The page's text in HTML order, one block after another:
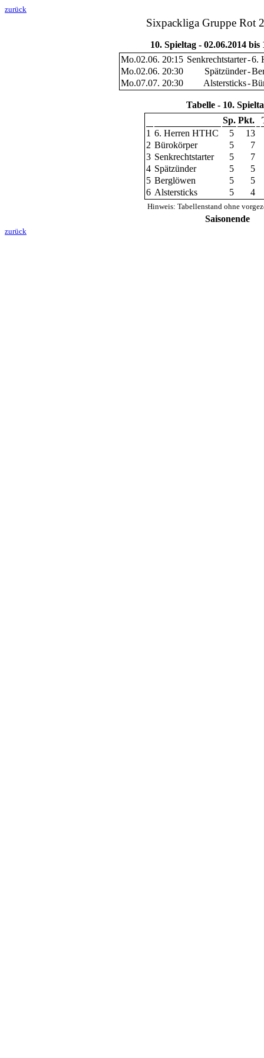
zurück
Sixpackliga Gruppe Rot
10. Spieltag - 02.06.2014 bis
Mo.02.06. 20:15 Senkrechtstarter-6.
Mo.02.06. 20:30
Spätzünder-
Mo.07.07. 20:30
Alstersticks-
Tabelle - 10.
Sp. Pkt.
1 6. Herren HTHC 5
13
2 Bürokörper 5
7
3 Senkrechtstarter 5
7
4 Spätzünder 5
5
5 Berglöwen 5
5
6 Alstersticks 5 4
Hinweis: Tabellenstand ohne
Saisonende
zurück